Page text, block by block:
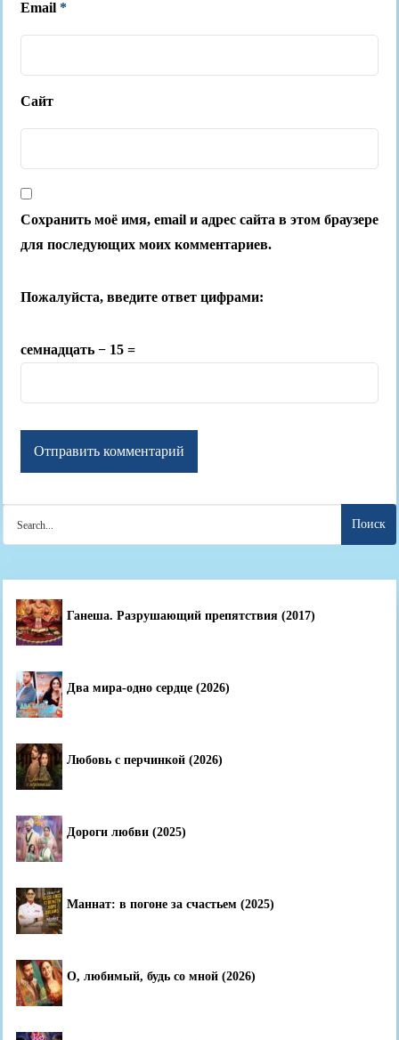
Email *
Сайт
Сохранить моё имя, email и адрес сайта в этом браузере
для последующих моих комментариев.
Пожалуйста, введите ответ цифрами:
семнадцать − 15 =
for:
Ганеша. Разрушающий препятствия (2017)
Два мира-одно сердце (2026)
Любовь с перчинкой (2026)
Дороги любви (2025)
Маннат: в погоне за счастьем (2025)
О, любимый, будь со мной (2026)